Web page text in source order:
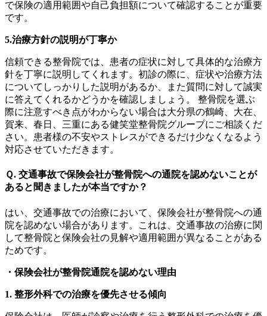
で保険の適用範囲や自己負担額について確認することが重要
です。
5.治療方針の説明が丁寧か
信頼できる整骨院では、患者の症状に対して具体的な治療方
針を丁寧に説明してくれます。初診の際に、症状や治療方法
についてしっかりした説明があるか、また質問に対して誠実
に答えてくれるかどうかを確認しましょう。 整骨院を選ぶ
際に注意すべき点がわからない場合は大分県の鶴崎、大在、
賀来、春日、三重にある健笑堂整骨院グループにご相談くだ
さい。患者様の不安やストレスができるだけ少なくなるよう
対応させていただきます。
Ｑ. 交通事故で保険会社が整骨院への通院を認めないことが
あると聞きましたが本当ですか？
はい、交通事故での治療において、保険会社が整骨院への通
院を認めない場合があります。これは、交通事故の治療に関
して整骨院と保険会社の見解や適用範囲が異なることがある
ためです。
・保険会社が整骨院通院を認めない理由
1. 整形外科での治療を優先させる傾向